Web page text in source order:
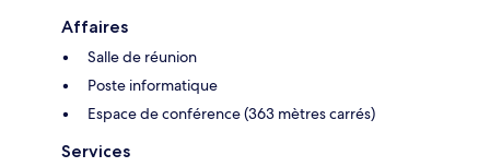
Affaires
Salle de réunion
Poste informatique
Espace de conférence (363 mètres carrés)
Services